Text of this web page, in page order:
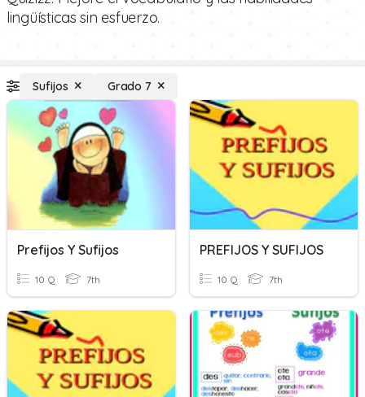
lingüísticas sin esfuerzo.
Sufijos Grado 7
Prefijos Y Sufijos
10 Q 7th
PREFIJOS Y SUFIJOS
10 Q 7th